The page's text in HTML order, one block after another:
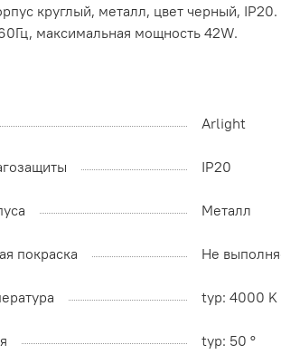
круглый, металл, цвет черный,
максимальная мощность 42W.
Arlight
IP20
Металл
покраска Не
typ: 4000 K
typ: 50 °